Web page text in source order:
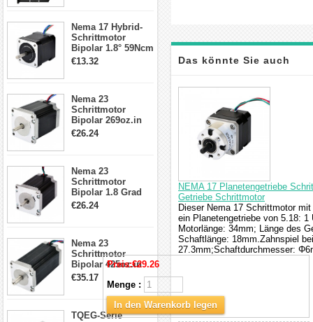
Schrittmotor
Nema 17 Hybrid-
Schrittmotor
Bipolar 1.8° 59Ncm
2A 4 Drähte mit 1m
€13.32
Nema 23
Schrittmotor
Bipolar 269oz.in
2,8A 57x57x76mm
€26.24
Nema 23
Schrittmotor
Bipolar 1.8 Grad
1.9Nm 3A 3.36V 4
€26.24
Nema 23
Schrittmotor
Bipolar 425oz.in
4.2A 57x57x114mm
4 Draht Hybrid
Schrittmotor
€35.17
TQEG-Serie
Das könnte Sie auch
interessieren
NEMA 17 Planetengetriebe
Getriebe Schrittmotor
Dieser Nema 17 Schrittmotor
ein Planetengetriebe von 5.18:
Motorlänge: 34mm; Länge des
Schaftlänge: 18mm.Zahnspiel
27.3mm;Schaftdurchmesser:
Preis:€29.26
Menge :
In den Warenkorb legen